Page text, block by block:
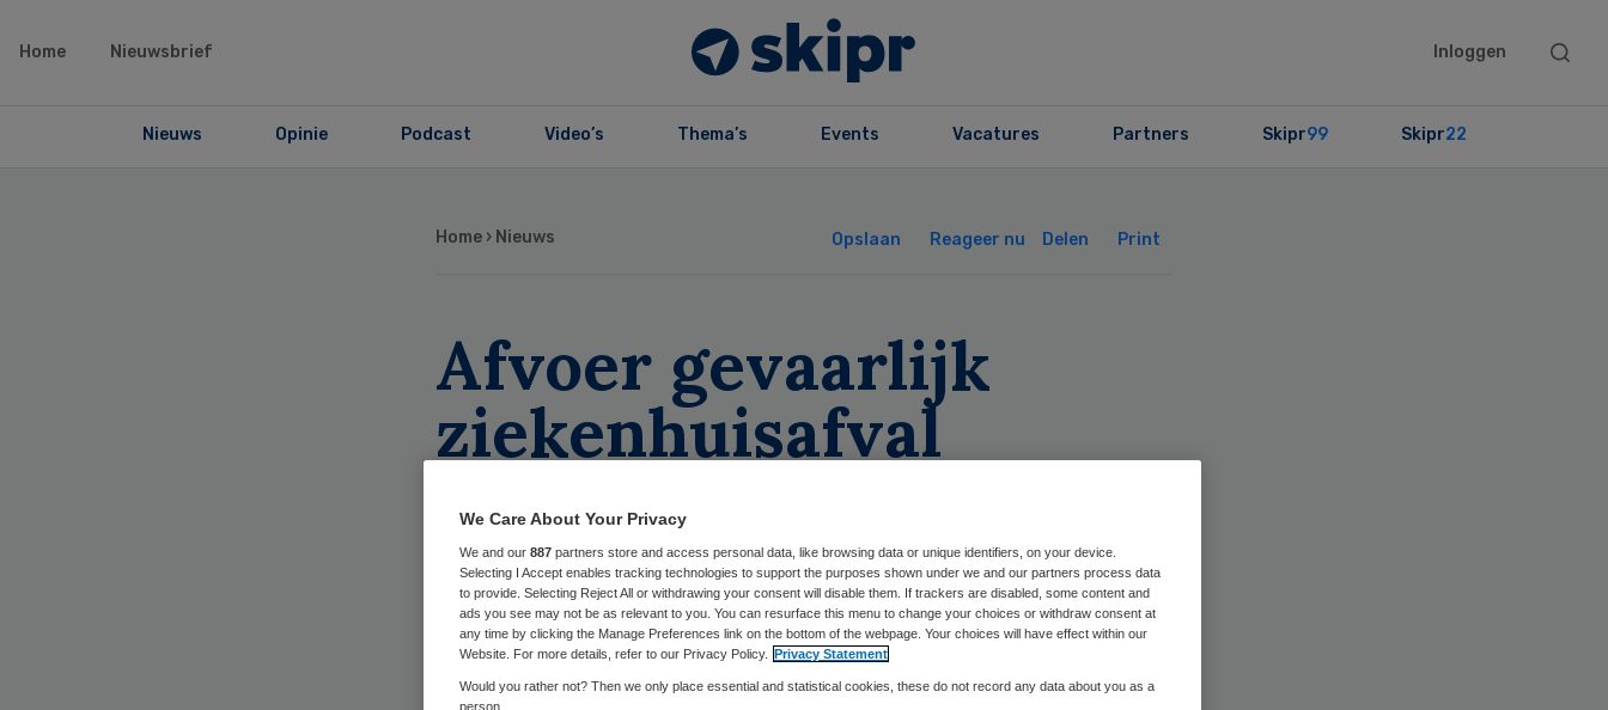
Home Nieuwsbrief Inloggen
Search
Nieuws Opinie Podcast Video’s Thema’s Events Vacatures Partners Skipr99 Skipr22
Home › Nieuws Opslaan Reageer nu Delen Print
Afvoer gevaarlijk
ziekenhuisafval
verslonst
Philip van de Poel 23 maart 2012 ,13:13 53 keer gelezen
We Care About Your Privacy
We and our 887 partners store and access personal data, like browsing data or unique identifiers, on your device.
Selecting I Accept enables tracking technologies to support the purposes shown under we and our partners process data
to provide. Selecting Reject All or withdrawing your consent will disable them. If trackers are disabled, some content and
ads you see may not be as relevant to you. You can resurface this menu to change your choices or withdraw consent at
any time by clicking the Manage Preferences link on the bottom of the webpage. Your choices will have effect within our
Website. For more details, refer to our Privacy Policy. Privacy Statement
Would you rather not? Then we only place essential and statistical cookies, these do not record any data about you as a
person